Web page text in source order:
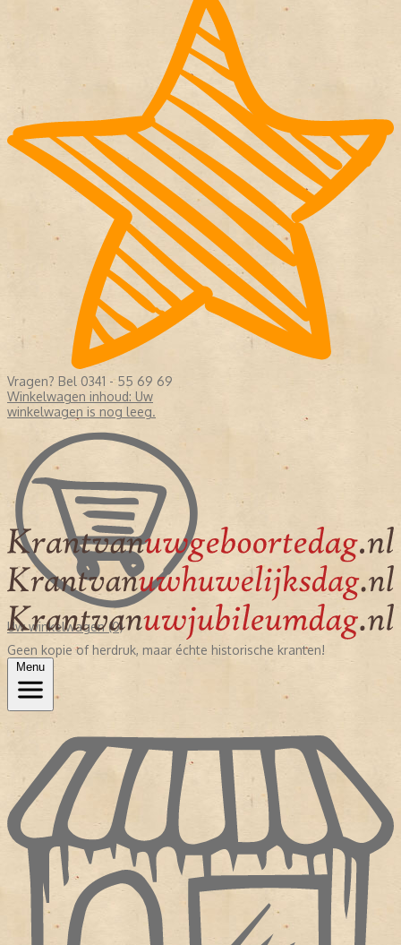
Vragen? Bel 0341 - 55 69 69
Winkelwagen inhoud: Uw
winkelwagen is nog leeg.
Uw winkelwagen (0)
Geen kopie of herdruk, maar échte historische kranten!
Menu